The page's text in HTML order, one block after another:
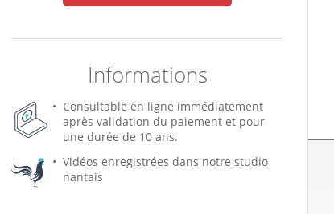
Informations
Consultable en ligne immédiatement
après validation du paiement et pour
une durée de 10 ans.
Vidéos enregistrées dans notre studio
nantais